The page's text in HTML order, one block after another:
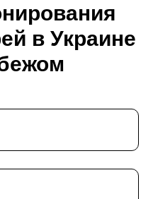
в Украине